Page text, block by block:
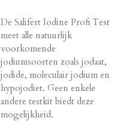
De Salifert Iodine Profi Test
meet alle natuurlijk
voorkomende
jodiumsoorten zoals jodaat,
jodide, moleculair jodium en
hypojodiet. Geen enkele
andere testkit biedt deze
mogelijkheid.